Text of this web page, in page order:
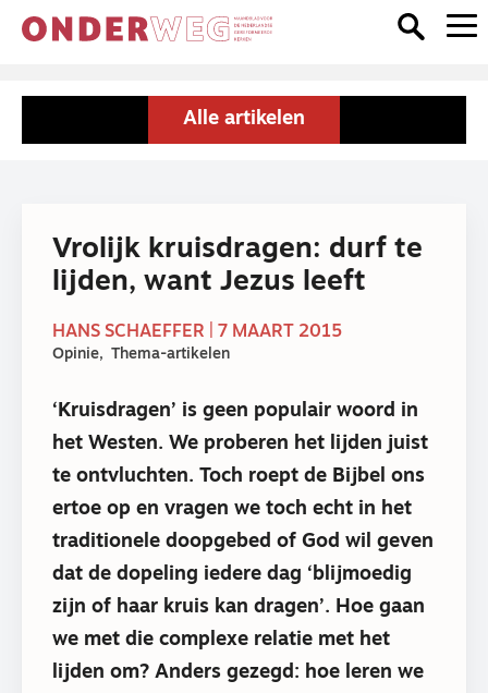
Alle artikelen
Vrolijk kruisdragen: durf te
lijden, want Jezus leeft
HANS SCHAEFFER | 7 MAART 2015
Opinie Thema-artikelen
‘Kruisdragen’ is geen populair woord in
het Westen. We proberen het lijden juist
te ontvluchten. Toch roept de Bijbel ons
ertoe op en vragen we toch echt in het
traditionele doopgebed of God wil geven
dat de dopeling iedere dag ‘blijmoedig
zijn of haar kruis kan dragen’. Hoe gaan
we met die complexe relatie met het
lijden om? Anders gezegd: hoe leren we